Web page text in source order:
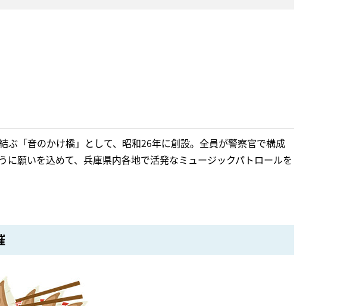
「音のかけ橋」として、昭和26年に創設。全員が警察官で構成
願いを込めて、兵庫県内各地で活発なミュージックパトロールを